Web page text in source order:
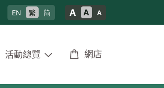
EN 繁 简 A A A
活動總覽 網店